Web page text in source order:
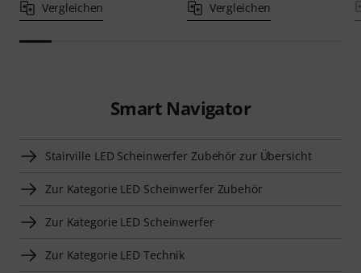
Vergleichen Vergleichen
Smart Navigator
Stairville LED Scheinwerfer Zubehör zur Übersicht
Zur Kategorie LED Scheinwerfer Zubehör
Zur Kategorie LED Scheinwerfer
Zur Kategorie LED Technik